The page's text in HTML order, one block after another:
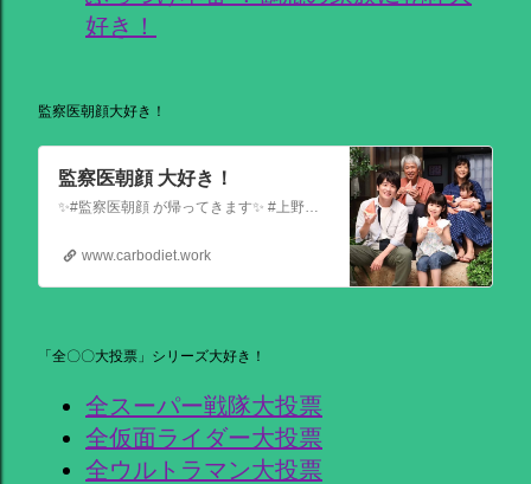
好き！
監察医朝顔大好き！
監察医朝顔 大好き！
www.carbodiet.work
「全〇〇大投票」シリーズ大好き！
全スーパー戦隊大投票
全仮面ライダー大投票
全ウルトラマン大投票